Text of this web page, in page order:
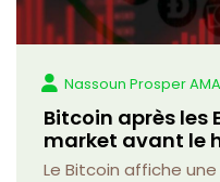
Nassoun Prosper
Bitcoin après les
market avant le
Le Bitcoin affiche